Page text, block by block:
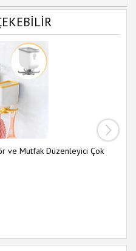
ve Mutfak Düzenleyici Çok